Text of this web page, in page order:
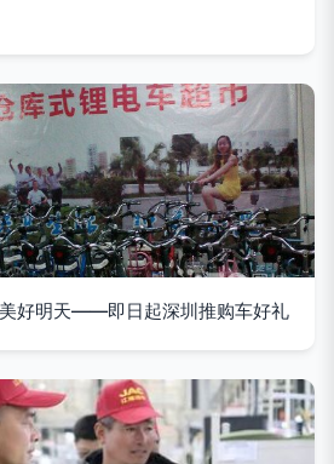
好明天——即日起深圳推购车好礼